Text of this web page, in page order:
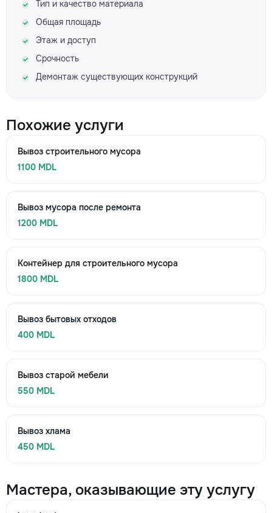
Тип и качество материала
Общая площадь
Этаж и доступ
Срочность
Демонтаж существующих конструкций
Похожие услуги
Вывоз строительного мусора
1100 MDL
Вывоз мусора после ремонта
1200 MDL
Контейнер для строительного мусора
1800 MDL
Вывоз бытовых отходов
400 MDL
Вывоз старой мебели
550 MDL
Вывоз хлама
450 MDL
Мастера, оказывающие эту услугу